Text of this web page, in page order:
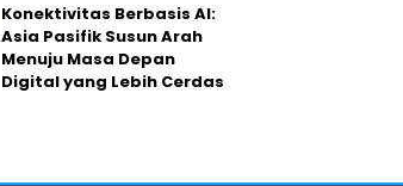
Konektivitas Berbasis AI:
Asia Pasifik Susun Arah
Menuju Masa Depan
Digital yang Lebih Cerdas